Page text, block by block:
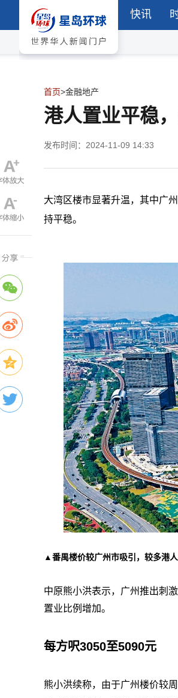
快讯
首页>金融地产
港人置业平稳
发布时间：2024-11-09 14:33
大湾区楼市显著升温，其中广
持平稳。
▲番禺楼价较广州市吸引，较多港人
中原熊小洪表示，广州推出刺
置业比例增加。
每方呎3050至5090元
熊小洪续称，由于广州楼价较